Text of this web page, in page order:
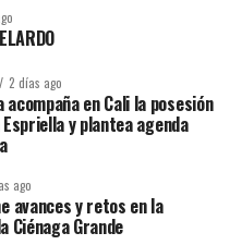
2 días ago
en Cali la posesión
y plantea agenda
ago
avances y retos en la
Ciénaga Grande